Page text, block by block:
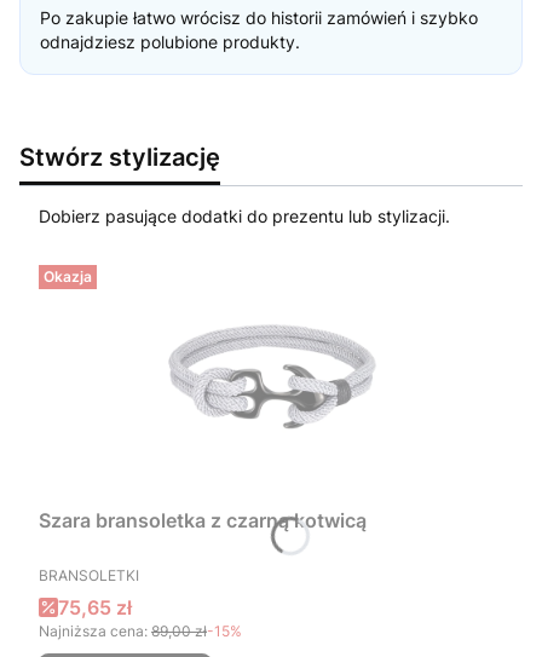
Po zakupie łatwo wrócisz do historii zamówień i szybko
odnajdziesz polubione produkty.
Stwórz stylizację
Dobierz pasujące dodatki do prezentu lub stylizacji.
Okazja
Szara bransoletka z czarną kotwicą
PRODUCENT
BRANSOLETKI
Cena promocyjna
75,65 zł
Najniższa cena: 89,00 zł-15%